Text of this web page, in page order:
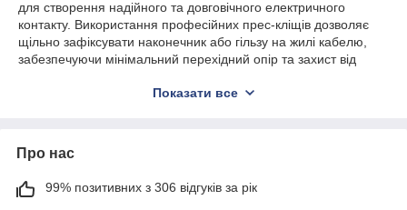
для створення надійного та довговічного електричного
контакту. Використання професійних прес-кліщів дозволяє
щільно зафіксувати наконечник або гільзу на жилі кабелю,
забезпечуючи мінімальний перехідний опір та захист від
відповідає сучасним стандартам електромонтажу.
автоматичні кліщі з чотири- або шестигранним
Показати все
Про нас
99% позитивних з 306 відгуків за рік